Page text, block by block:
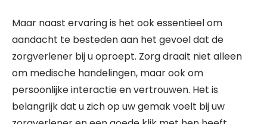
Maar naast ervaring is het ook essentieel om
aandacht te besteden aan het gevoel dat de
zorgverlener bij u oproept. Zorg draait niet alleen
om medische handelingen, maar ook om
persoonlijke interactie en vertrouwen. Het is
belangrijk dat u zich op uw gemak voelt bij uw